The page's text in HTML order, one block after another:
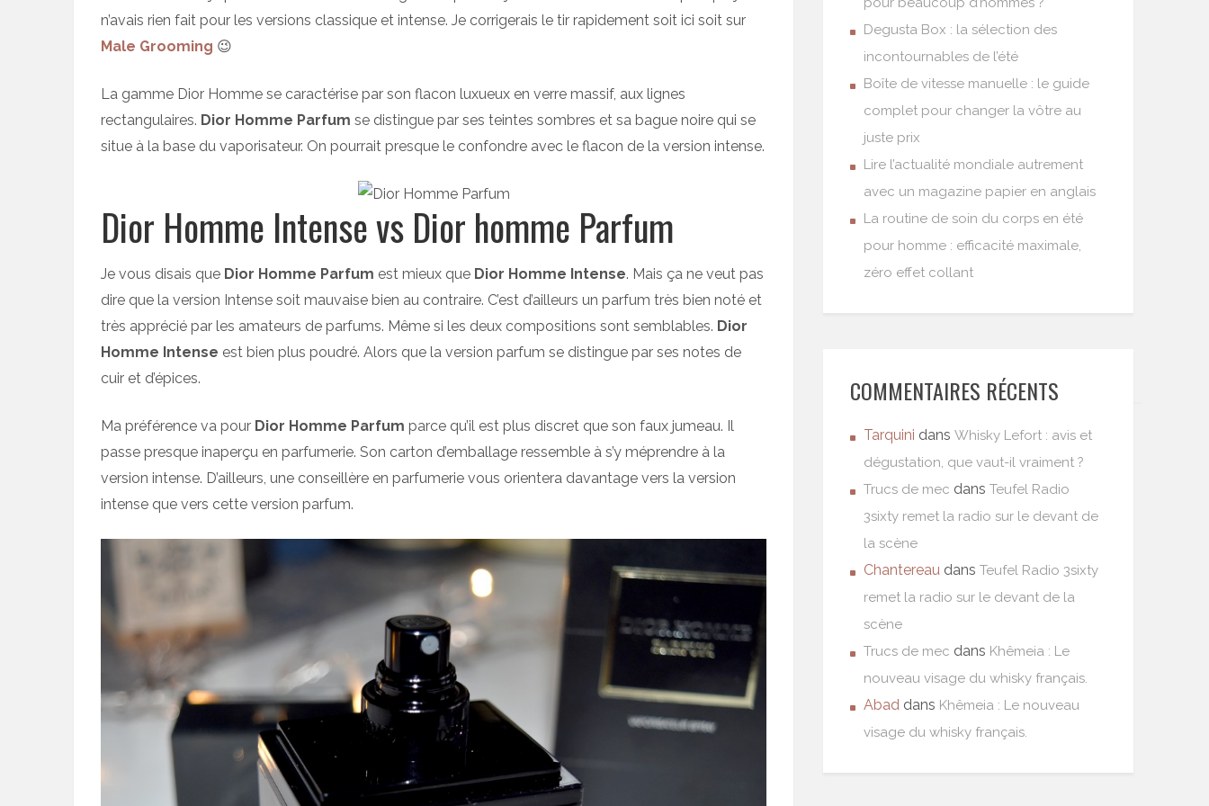
n’avais rien fait pour les versions classique et intense. Je corrigerais le tir rapidement soit ici soit sur
Male Grooming 😉
La gamme Dior Homme se caractérise par son flacon luxueux en verre massif, aux lignes
rectangulaires. Dior Homme Parfum se distingue par ses teintes sombres et sa bague noire qui se
situe à la base du vaporisateur. On pourrait presque le confondre avec le flacon de la version intense.
Dior Homme Intense vs Dior homme Parfum
Je vous disais que Dior Homme Parfum est mieux que Dior Homme Intense. Mais ça ne veut pas
dire que la version Intense soit mauvaise bien au contraire. C’est d’ailleurs un parfum très bien noté et
très apprécié par les amateurs de parfums. Même si les deux compositions sont semblables. Dior
Homme Intense est bien plus poudré. Alors que la version parfum se distingue par ses notes de
cuir et d’épices.
Ma préférence va pour Dior Homme Parfum parce qu’il est plus discret que son faux jumeau. Il
passe presque inaperçu en parfumerie. Son carton d’emballage ressemble à s’y méprendre à la
version intense. D’ailleurs, une conseillère en parfumerie vous orientera davantage vers la version
intense que vers cette version parfum.
Degusta Box : la sélection des
incontournables de l’été
Boîte de vitesse manuelle : le guide
complet pour changer la vôtre au
juste prix
Lire l’actualité mondiale autrement
avec un magazine papier en anglais
La routine de soin du corps en été
pour homme : efficacité maximale,
zéro effet collant
COMMENTAIRES RÉCENTS
Tarquini dans Whisky Lefort : avis et
dégustation, que vaut-il vraiment ?
Trucs de mec dans Teufel Radio
3sixty remet la radio sur le devant de
la scène
Chantereau dans Teufel Radio 3sixty
remet la radio sur le devant de la
scène
Trucs de mec dans Khêmeia : Le
nouveau visage du whisky français.
Abad dans Khêmeia : Le nouveau
visage du whisky français.